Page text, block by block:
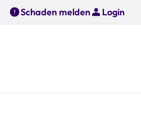
Schaden melden Login